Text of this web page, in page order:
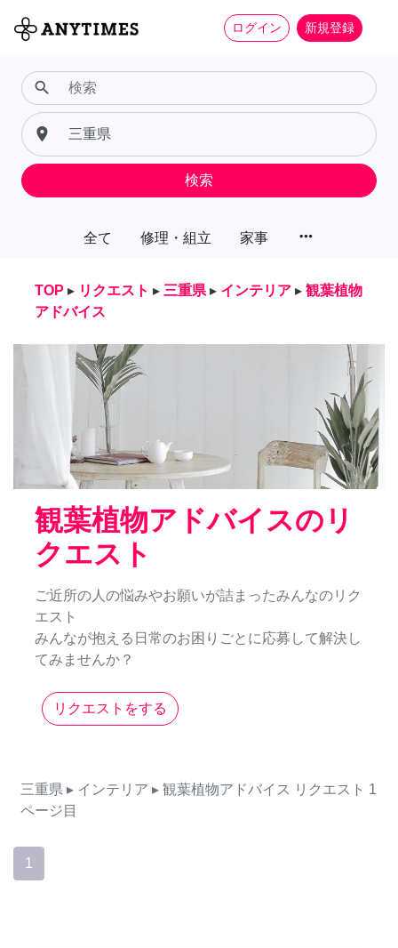
ログイン 新規登録
全て 修理・組立 家事 more_horiz
search
place
検索
TOP ▸ リクエスト ▸ 三重県 ▸ インテリア ▸ 観葉植物
アドバイス
観葉植物アドバイスのリ
クエスト
ご近所の人の悩みやお願いが詰まったみんなのリク
エスト
みんなが抱える日常のお困りごとに応募して解決し
てみませんか？
リクエストをする
三重県 ▸ インテリア ▸ 観葉植物アドバイス リクエスト 1
ページ目
1